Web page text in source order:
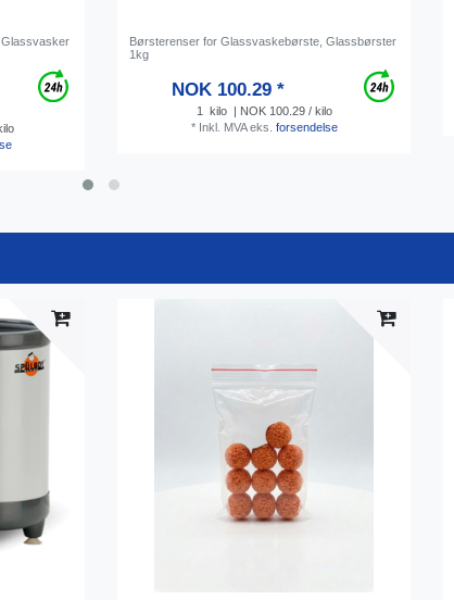
Glassvasker
Børsterenser for Glassvaskebørste, Glassbørster
1kg
NOK 100.29 *
1 kilo
| NOK 100.29 / kilo
* Inkl. MVAeks. forsendelse